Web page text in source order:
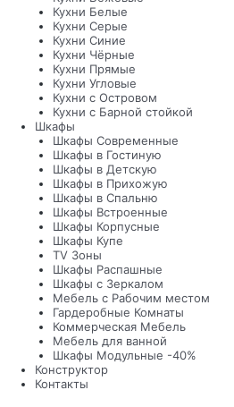
Кухни Белые
Кухни Серые
Кухни Синие
Кухни Чёрные
Кухни Прямые
Кухни Угловые
Кухни с Островом
Кухни с Барной стойкой
Шкафы
Шкафы Современные
Шкафы в Гостиную
Шкафы в Детскую
Шкафы в Прихожую
Шкафы в Спальню
Шкафы Встроенные
Шкафы Корпусные
Шкафы Купе
TV Зоны
Шкафы Распашные
Шкафы с Зеркалом
Мебель с Рабочим местом
Гардеробные Комнаты
Коммерческая Мебель
Мебель для ванной
Шкафы Модульные -40%
Конструктор
Контакты